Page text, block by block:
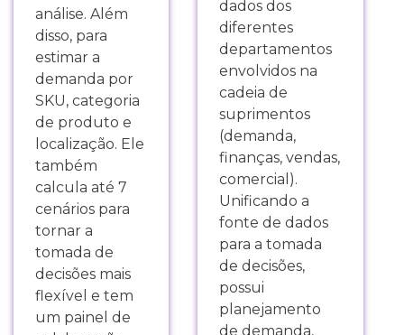
análise. Além
disso, para
estimar a
demanda por
SKU, categoria
de produto e
localização. Ele
também
calcula até 7
cenários para
tornar a
tomada de
decisões mais
flexível e tem
um painel de
dados dos
diferentes
departamentos
envolvidos na
cadeia de
suprimentos
(demanda,
finanças, vendas,
comercial).
Unificando a
fonte de dados
para a tomada
de decisões,
possui
planejamento
de demanda,